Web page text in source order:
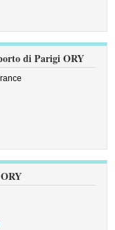
di Parigi ORY